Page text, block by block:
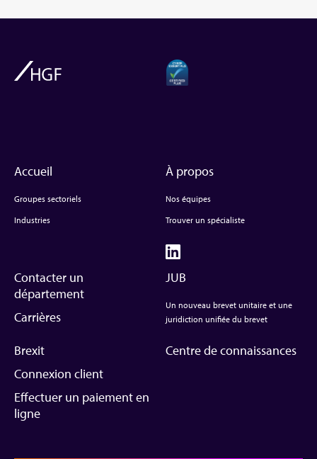
Accueil
Groupes sectoriels
Industries
À propos
Nos équipes
Trouver un spécialiste
Contacter un
département
Carrières
JUB
Un nouveau brevet unitaire et une
juridiction unifiée du brevet
Brexit
Connexion client
Effectuer un paiement en
ligne
Centre de connaissances